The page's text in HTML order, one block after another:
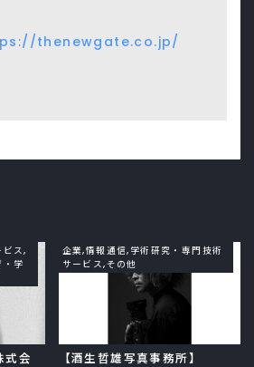
thenewgate.co.jp/
ス,
・学
式会
企業,情報通信,学術研究・専門技術
サービス,その他
【酒生哲雄写真事務所】